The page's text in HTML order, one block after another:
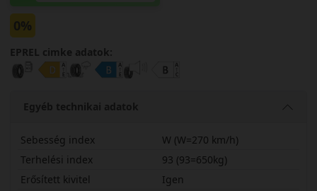
0%
EPREL cimke adatok:
Egyéb technikai adatok
Sebesség index
W (W=270 km/h)
Terhelési index
93 (93=650kg)
Erősített kivitel
Igen